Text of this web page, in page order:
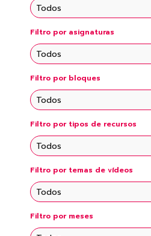
Filtro por asignaturas
Filtro por bloques
Filtro por tipos de recursos
Filtro por temas de vídeos
Filtro por meses